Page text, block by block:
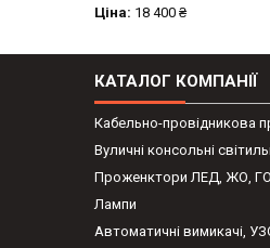
Ціна: 18 400 ₴
КАТАЛОГ КОМПАНІЇ
Кабельно-провідникова
Вуличні консольні
Проженктори ЛЕД, ЖО, ГО
Лампи
Автоматичні вимикачі,